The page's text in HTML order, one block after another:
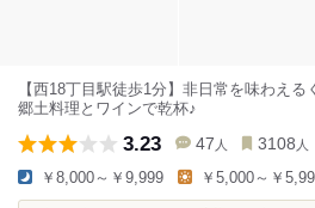
【西18丁目駅徒歩1分】非日常を味わえ
郷土料理とワインで乾杯♪
3.23 47 人 3108 人
￥8,000～￥9,999 ￥5,000～￥